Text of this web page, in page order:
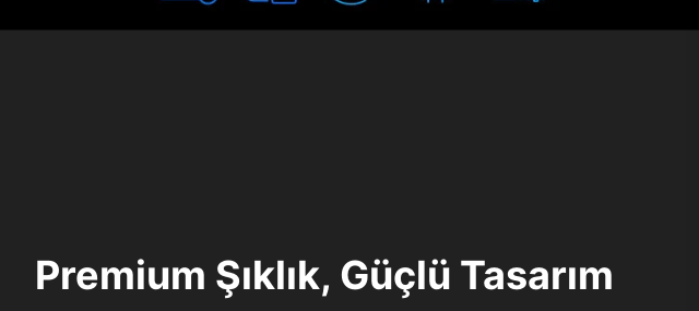
Premium Şıklık, Güçlü Tasarım